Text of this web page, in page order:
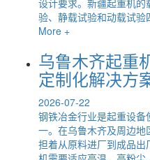
验、静载试验和动载试
More +
乌鲁木齐起重
定制化解决方
2026-07-22
钢铁冶金行业是起重设备
一。在乌鲁木齐及周边
担着从原料进厂到成品